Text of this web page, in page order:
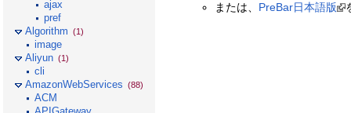
または、 PreBar日本語版
ajax
pref
Algorithm (1)
image
Aliyun (1)
cli
AmazonWebServices (88)
ACM